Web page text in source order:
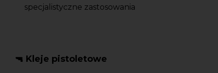
specjalistyczne zastosowania
🔫 Kleje pistoletowe